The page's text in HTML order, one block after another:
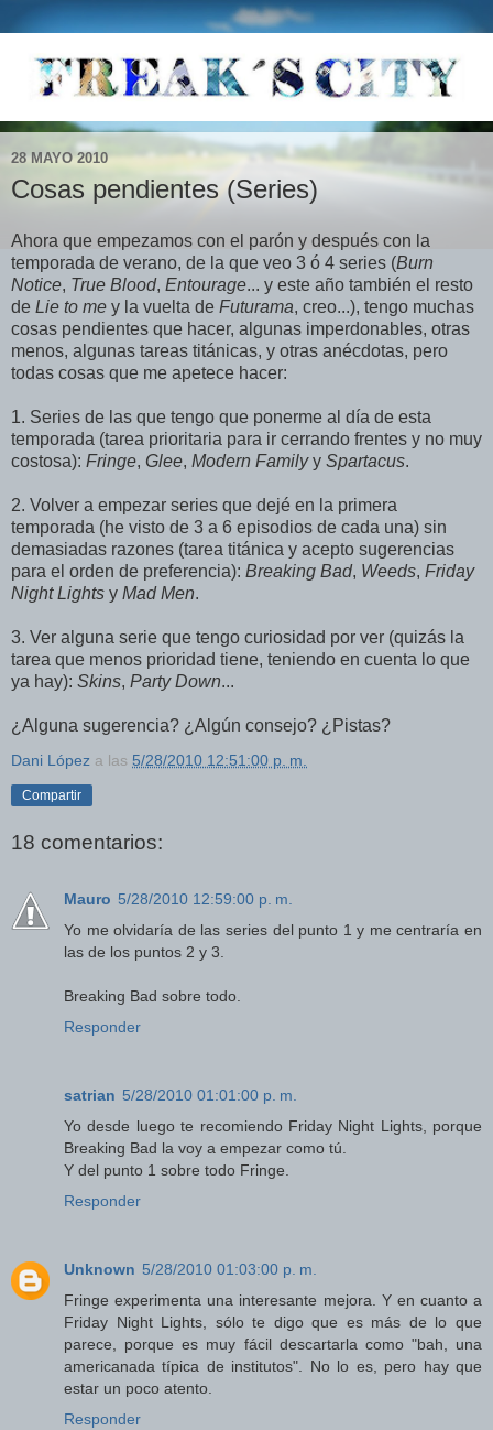
28 MAYO 2010
Cosas pendientes (Series)
Ahora que empezamos con el parón y después con la
temporada de verano, de la que veo 3 ó 4 series (Burn
Notice, True Blood, Entourage... y este año también el resto
de Lie to me y la vuelta de Futurama, creo...), tengo muchas
cosas pendientes que hacer, algunas imperdonables, otras
menos, algunas tareas titánicas, y otras anécdotas, pero
todas cosas que me apetece hacer:
1. Series de las que tengo que ponerme al día de esta
temporada (tarea prioritaria para ir cerrando frentes y no muy
costosa): Fringe, Glee, Modern Familyy Spartacus.
2. Volver a empezar series que dejé en la primera
temporada (he visto de 3 a 6 episodios de cada una) sin
demasiadas razones (tarea titánica y acepto sugerencias
para el orden de preferencia): Breaking Bad, Weeds, Friday
Night Lights y Mad Men.
3. Ver alguna serie que tengo curiosidad por ver (quizás la
tarea que menos prioridad tiene, teniendo en cuenta lo que
ya hay): Skins, Party Down...
¿Alguna sugerencia? ¿Algún consejo? ¿Pistas?
Dani López a las 5/28/2010 12:51:00 p. m.
Compartir
18 comentarios:
Mauro 5/28/2010 12:59:00 p. m.
Yo me olvidaría de las series del punto 1 y me centraría en
las de los puntos 2 y 3.
Breaking Bad sobre todo.
Responder
satrian 5/28/2010 01:01:00 p. m.
Yo desde luego te recomiendo Friday Night Lights, porque
Breaking Bad la voy a empezar como tú.
Y del punto 1 sobre todo Fringe.
Responder
Unknown 5/28/2010 01:03:00 p. m.
Fringe experimenta una interesante mejora. Y en cuanto a
Friday Night Lights, sólo te digo que es más de lo que
parece, porque es muy fácil descartarla como "bah, una
americanada típica de institutos". No lo es, pero hay que
estar un poco atento.
Responder